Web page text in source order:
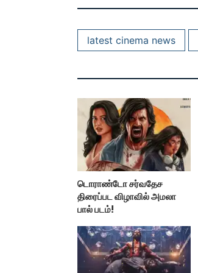
latest cinema news
டொராண்டோ சர்வதேச
திரைப்பட விழாவில் அமலா
பால் படம்!